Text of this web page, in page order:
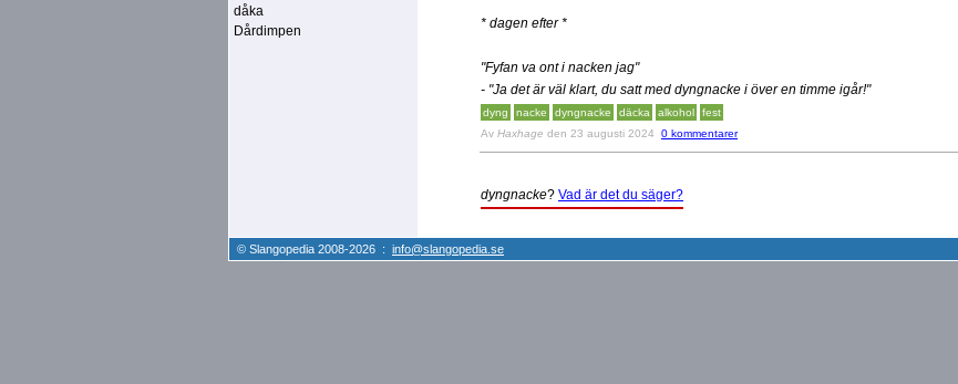
dåka
Dårdimpen
* dagen efter *
"Fyfan va ont i nacken jag"
- "Ja det är väl klart, du satt med dyngnacke i över en timme igår!"
dyng nacke dyngnacke däcka alkohol
fest
Av Haxhage den 23 augusti 2024 0 kommentarer
dyngnacke? Vad är det du säger?
© Slangopedia 2008-2026 : info@slangopedia.se